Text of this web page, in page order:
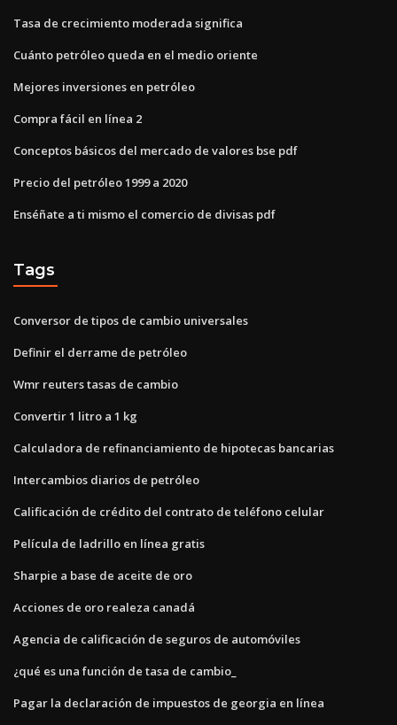
Tasa de crecimiento moderada significa
Cuánto petróleo queda en el medio oriente
Mejores inversiones en petróleo
Compra fácil en línea 2
Conceptos básicos del mercado de valores bse pdf
Precio del petróleo 1999 a 2020
Enséñate a ti mismo el comercio de divisas pdf
Tags
Conversor de tipos de cambio universales
Definir el derrame de petróleo
Wmr reuters tasas de cambio
Convertir 1 litro a 1 kg
Calculadora de refinanciamiento de hipotecas bancarias
Intercambios diarios de petróleo
Calificación de crédito del contrato de teléfono celular
Película de ladrillo en línea gratis
Sharpie a base de aceite de oro
Acciones de oro realeza canadá
Agencia de calificación de seguros de automóviles
¿qué es una función de tasa de cambio_
Pagar la declaración de impuestos de georgia en línea